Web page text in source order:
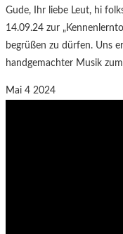
Gude, Ihr liebe Leut, hi
14.09.24 zur
begrüßen zu dürfen. Uns
handgemachter Musik
Mai 4 2024